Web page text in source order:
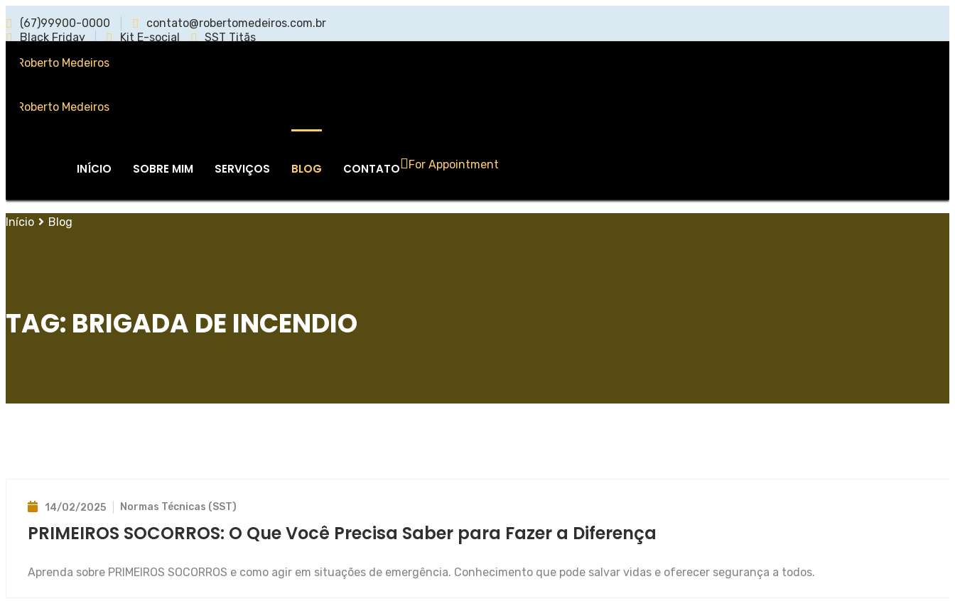
(67)99900-0000
contato@robertomedeiros.com.br
Black Friday
Kit E-social SST Titãs
INÍCIO SOBRE MIM SERVIÇOS BLOG CONTATO For Appointment
Início Blog
TAG: BRIGADA DE INCENDIO
14/02/2025 Normas Técnicas (SST)
PRIMEIROS SOCORROS: O Que Você Precisa Saber para Fazer a Diferença
Aprenda sobre PRIMEIROS SOCORROS e como agir em situações de emergência. Conhecimento que pode salvar vidas e oferecer segurança a todos.